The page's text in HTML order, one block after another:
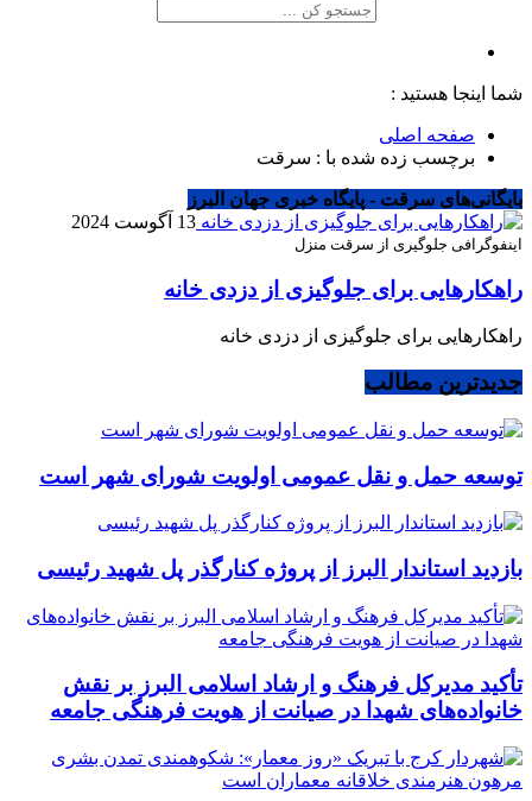
شما اینجا هستید :
صفحه اصلی
برچسب زده شده با : سرقت
بایگانی‌های سرقت - پایگاه خبری جهان البرز
13 آگوست 2024
اینفوگرافی جلوگیری از سرقت منزل
راهکارهایی برای جلوگیزی از دزدی خانه
راهکارهایی برای جلوگیزی از دزدی خانه
جدیدترین مطالب
توسعه حمل و نقل عمومی اولویت شورای شهر است
بازدید استاندار البرز از پروژه کنارگذر پل شهید رئیسی
تأکید مدیرکل فرهنگ و ارشاد اسلامی البرز بر نقش
خانواده‌های شهدا در صیانت از هویت فرهنگی جامعه